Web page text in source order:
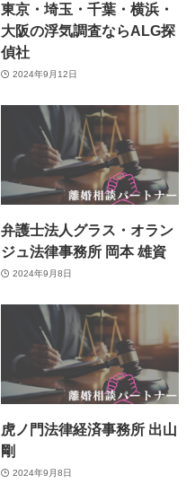
東京・埼玉・千葉・横浜・
大阪の浮気調査ならALG探
偵社
2024年9月12日
弁護士法人グラス・オラン
ジュ法律事務所 岡本 雄資
2024年9月8日
虎ノ門法律経済事務所 出山
剛
2024年9月8日